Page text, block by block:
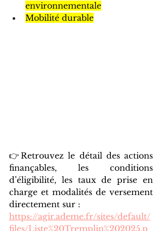
environnementale
Mobilité durable
👉Retrouvez le détail des actions
finançables, les conditions
d’éligibilité, les taux de prise en
charge et modalités de versement
directement sur :
https://agir.ademe.fr/sites/default/
files/Liste%20Tremplin%202025.p